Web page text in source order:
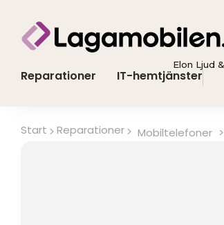
innehåll
Elon Ljud
Reparationer IT-hemtjänster
Start Reparationer Mobiltelefoner >